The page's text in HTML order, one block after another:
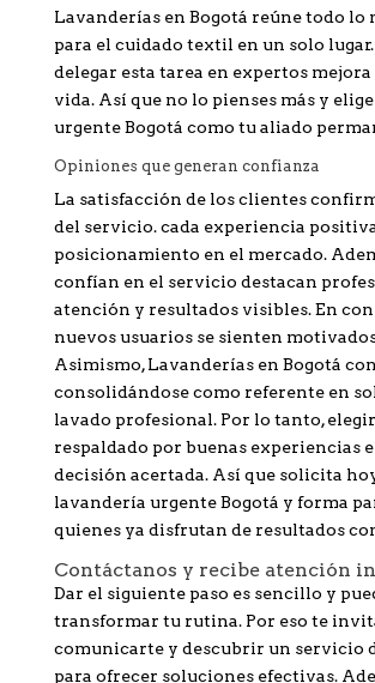
Lavanderías en Bogotá reúne todo lo
para el cuidado textil en un solo
delegar esta tarea en expertos
vida. Así que no lo pienses más y
urgente Bogotá como tu aliado
Opiniones que generan confianza
La satisfacción de los clientes
del servicio. cada experiencia
posicionamiento en el mercado.
confían en el servicio destacan
atención y resultados visibles. En
nuevos usuarios se sienten
Asimismo, Lavanderías en Bogotá
consolidándose como referente en
lavado profesional. Por lo tanto,
respaldado por buenas experiencias
decisión acertada. Así que solicita
lavandería urgente Bogotá y forma
quienes ya disfrutan de resultados
Contáctanos y recibe atención
Dar el siguiente paso es sencillo y
transformar tu rutina. Por eso te
comunicarte y descubrir un servicio
para ofrecer soluciones efectivas.